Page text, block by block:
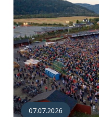
07.07.2026